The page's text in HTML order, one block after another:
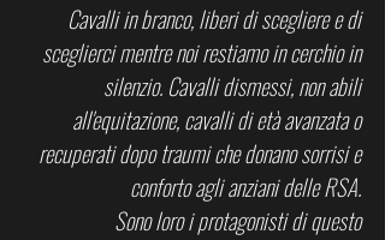
Cavalli in branco, liberi di scegliere e di
scegliercimentre noi restiamo in cerchio in
silenzio. Cavalli dismessi, non abili
all'equitazione,cavalli di età avanzata o
recuperati dopo traumiche donano sorrisi e
conforto agli anziani delle RSA.
Sono loro i protagonisti di questo